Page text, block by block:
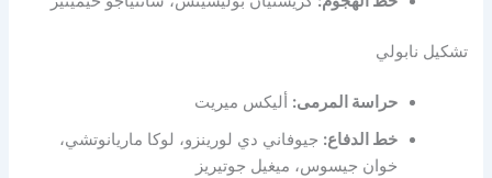
تشكيل نابولي
حراسة المرمى: أليكس ميريت
خط الدفاع: جيوفاني دي لورينزو، لوكا ماريانوتشي،
خوان جيسوس، ميغيل جوتيريز